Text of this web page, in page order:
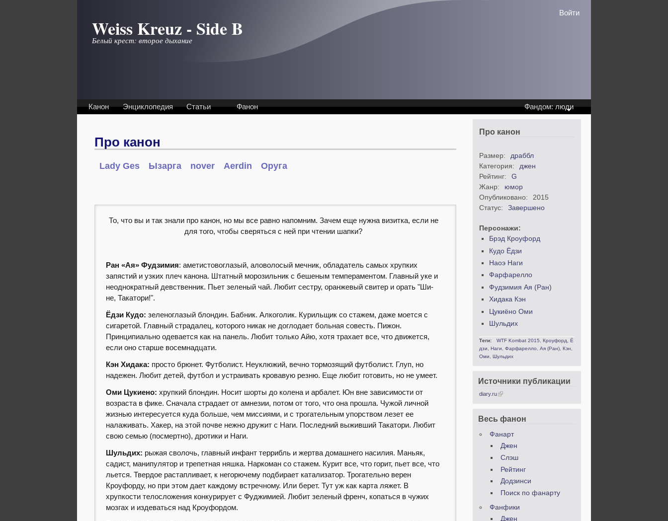
Weiss Kreuz - Side B
Белый крест: второе дыхание
Войти
Канон Энциклопедия Статьи Фанон Фандом: люди
Про канон
Lady Ges Ызарга nover Aerdin Оруга
То, что вы и так знали про канон, но мы все равно напомним. Зачем еще нужна визитка, если не
для того, чтобы сверяться с ней при чтении шапки?
Ран «Ая» Фудзимия: аметистовоглазый, аловолосый мечник, обладатель самых хрупких
запястий и узких плеч канона. Штатный морозильник с бешеным темпераментом. Главный уке и
неоднократный девственник. Пьет зеленый чай. Любит сестру, оранжевый свитер и орать "Ши-
не, Такатори!".
Ёдзи Кудо:зеленоглазый блондин. Бабник. Алкоголик. Курильщик со стажем, даже моется с
сигаретой. Главный страдалец, которого никак не доглодает больная совесть. Пижон.
Принципиально одевается как на панель. Любит только Айю, хотя трахает все, что движется,
если оно старше восемнадцати.
Кэн Хидака: просто брюнет. Футболист. Неуклюжий, вечно тормозящий футболист. Глуп, но
надежен. Любит детей, футбол и устраивать кровавую резню. Еще любит готовить, но не умеет.
Оми Цукиено: хрупкий блондин. Носит шорты до колена и арбалет. Юн вне зависимости от
возраста в фике. Сначала страдает от амнезии, потом от того, что она прошла. Чужой личной
жизнью интересуется куда больше, чем миссиями, и с трогательным упорством лезет ее
налаживать. Хакер, на этой почве нежно дружит с Наги. Последний выживший Такатори. Любит
свою семью (посмертно), дротики и Наги.
Шульдих: рыжая сволочь, главный инфант террибль и жертва домашнего насилия. Маньяк,
садист, манипулятор и трепетная няшка. Наркоман со стажем. Курит все, что горит, пьет все, что
льется. Твердое растапливает, к негорючему подбирает катализатор. Трогательно верен
Кроуфорду, но при этом дает каждому встречному. Или берет. Тут уж как карта ляжет. В
хрупкости телосложения конкурирует с Фуджимией. Любит зеленый френч, копаться в чужих
мозгах и издеваться над Кроуфордом.
Про канон
Размер:
драббл
Категория:
джен
Рейтинг:
G
Жанр:
юмор
Опубликовано:
2015
Статус:
Завершено
Персонажи:
Брэд Кроуфорд
Кудо Ёдзи
Наоэ Наги
Фарфарелло
Фудзимия Ая (Ран)
Хидака Кэн
Цукиёно Оми
Шульдих
Теги: WTF Kombat 2015 Кроуфорд
Ё
дзи
Наги Фарфарелло Ая (Ран), Кэн
Оми
Шульдих
Источники публикации
diary.ru
Весь фанон
Фанарт
Джен
Слэш
Рейтинг
Додзинси
Поиск по фанарту
Фанфики
Джен